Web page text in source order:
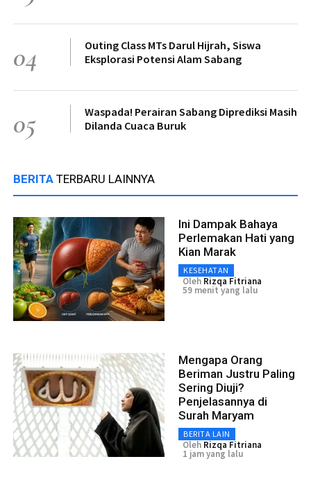
04
Outing Class MTs Darul Hijrah, Siswa
Eksplorasi Potensi Alam Sabang
05
Waspada! Perairan Sabang Diprediksi Masih
Dilanda Cuaca Buruk
BERITA TERBARU LAINNYA
Ini Dampak Bahaya
Perlemakan Hati yang
Kian Marak
KESEHATAN
Oleh Rizqa Fitriana
59 menit yang lalu
Mengapa Orang
Beriman Justru Paling
Sering Diuji?
Penjelasannya di
Surah Maryam
BERITA LAIN
Oleh Rizqa Fitriana
1 jam yang lalu